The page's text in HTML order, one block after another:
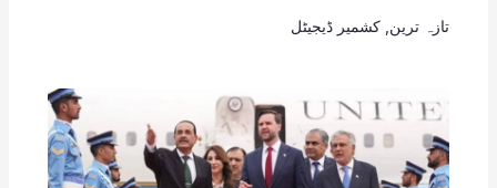
تازہ ترین کشمیر ڈیجیٹل